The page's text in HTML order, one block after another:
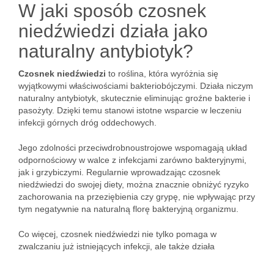
W jaki sposób czosnek
niedźwiedzi działa jako
naturalny antybiotyk?
Czosnek niedźwiedzi to roślina, która wyróżnia się
wyjątkowymi właściwościami bakteriobójczymi. Działa niczym
naturalny antybiotyk, skutecznie eliminując groźne bakterie i
pasożyty. Dzięki temu stanowi istotne wsparcie w leczeniu
infekcji górnych dróg oddechowych.
Jego zdolności przeciwdrobnoustrojowe wspomagają układ
odpornościowy w walce z infekcjami zarówno bakteryjnymi,
jak i grzybiczymi. Regularnie wprowadzając czosnek
niedźwiedzi do swojej diety, można znacznie obniżyć ryzyko
zachorowania na przeziębienia czy grypę, nie wpływając przy
tym negatywnie na naturalną florę bakteryjną organizmu.
Co więcej, czosnek niedźwiedzi nie tylko pomaga w
zwalczaniu już istniejących infekcji, ale także działa